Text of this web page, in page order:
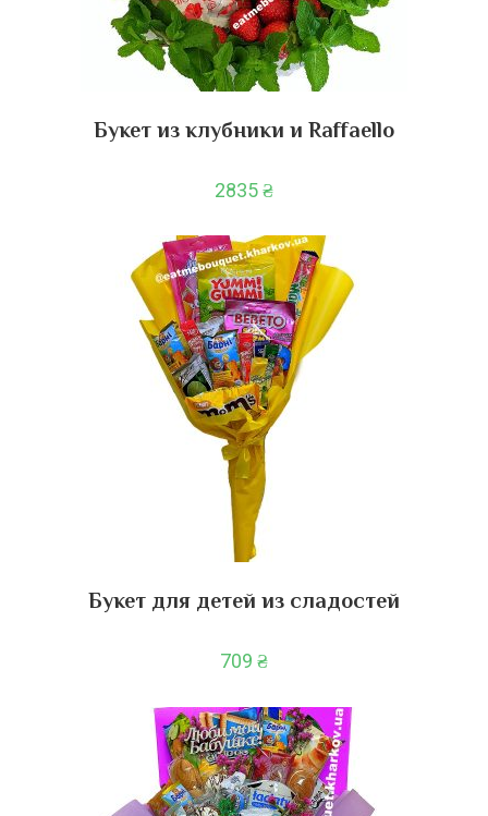
Букет из клубники и Raffaello
2835₴
Букет для детей из сладостей
709 ₴